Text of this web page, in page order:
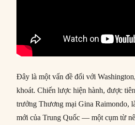
Đây là một vấn đề đối với
khoát. Chiến lược hiện hành, được
trưởng Thương mại Gina Raimondo,
mới của Trung Quốc — một cụm từ